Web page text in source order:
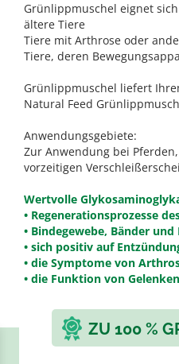
Grünlippmuschel eignet
ältere Tiere
Tiere mit Arthrose oder
Tiere, deren
Grünlippmuschel liefert
Natural Feed
Anwendungsgebiete:
Zur Anwendung bei
vorzeitigen
Wertvolle
• Regenerationsprozesse
• Bindegewebe, Bänder
• sich positiv auf
• die Symptome von
• die Funktion von
ZU 100 %